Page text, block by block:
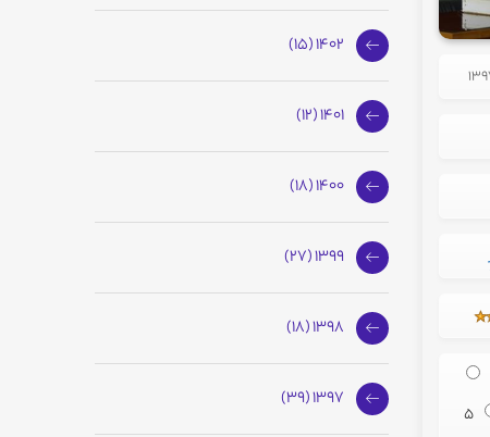
5
1402 (15)
1401 (12)
1400 (18)
1399 (27)
1398 (18)
1397 (39)